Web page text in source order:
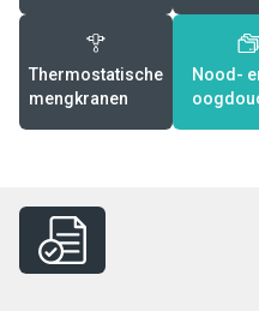
Thermostatische
mengkranen
Nood-